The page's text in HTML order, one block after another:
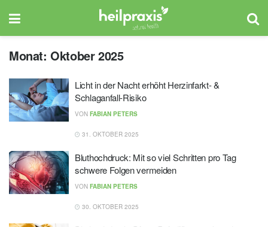
Monat:Oktober 2025
Licht in der Nacht erhöht Herzinfarkt- &
Schlaganfall-Risiko
VON FABIAN PETERS
31. OKTOBER 2025
Bluthochdruck: Mit so viel Schritten pro Tag
schwere Folgen vermeiden
VON FABIAN PETERS
30. OKTOBER 2025